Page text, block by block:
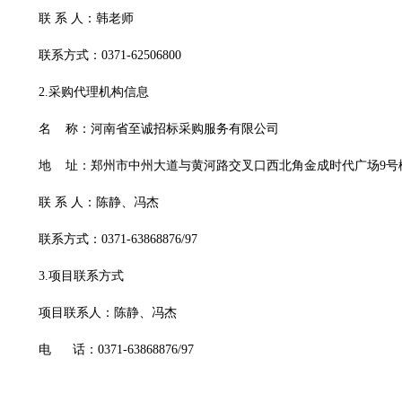
联 系 人：韩老师
联系方式： 0371-62506800
2.采购代理机构信息
名 称：河南省至诚招标采购服务有限公司
地 址：郑州市中州大道与黄河路交叉口西北角金成时代广场9号
联 系 人：陈静、冯杰
联系方式： 0371-63868876/97
3.项目联系方式
项目联系人：陈静、冯杰
电 话： 0371-63868876/97